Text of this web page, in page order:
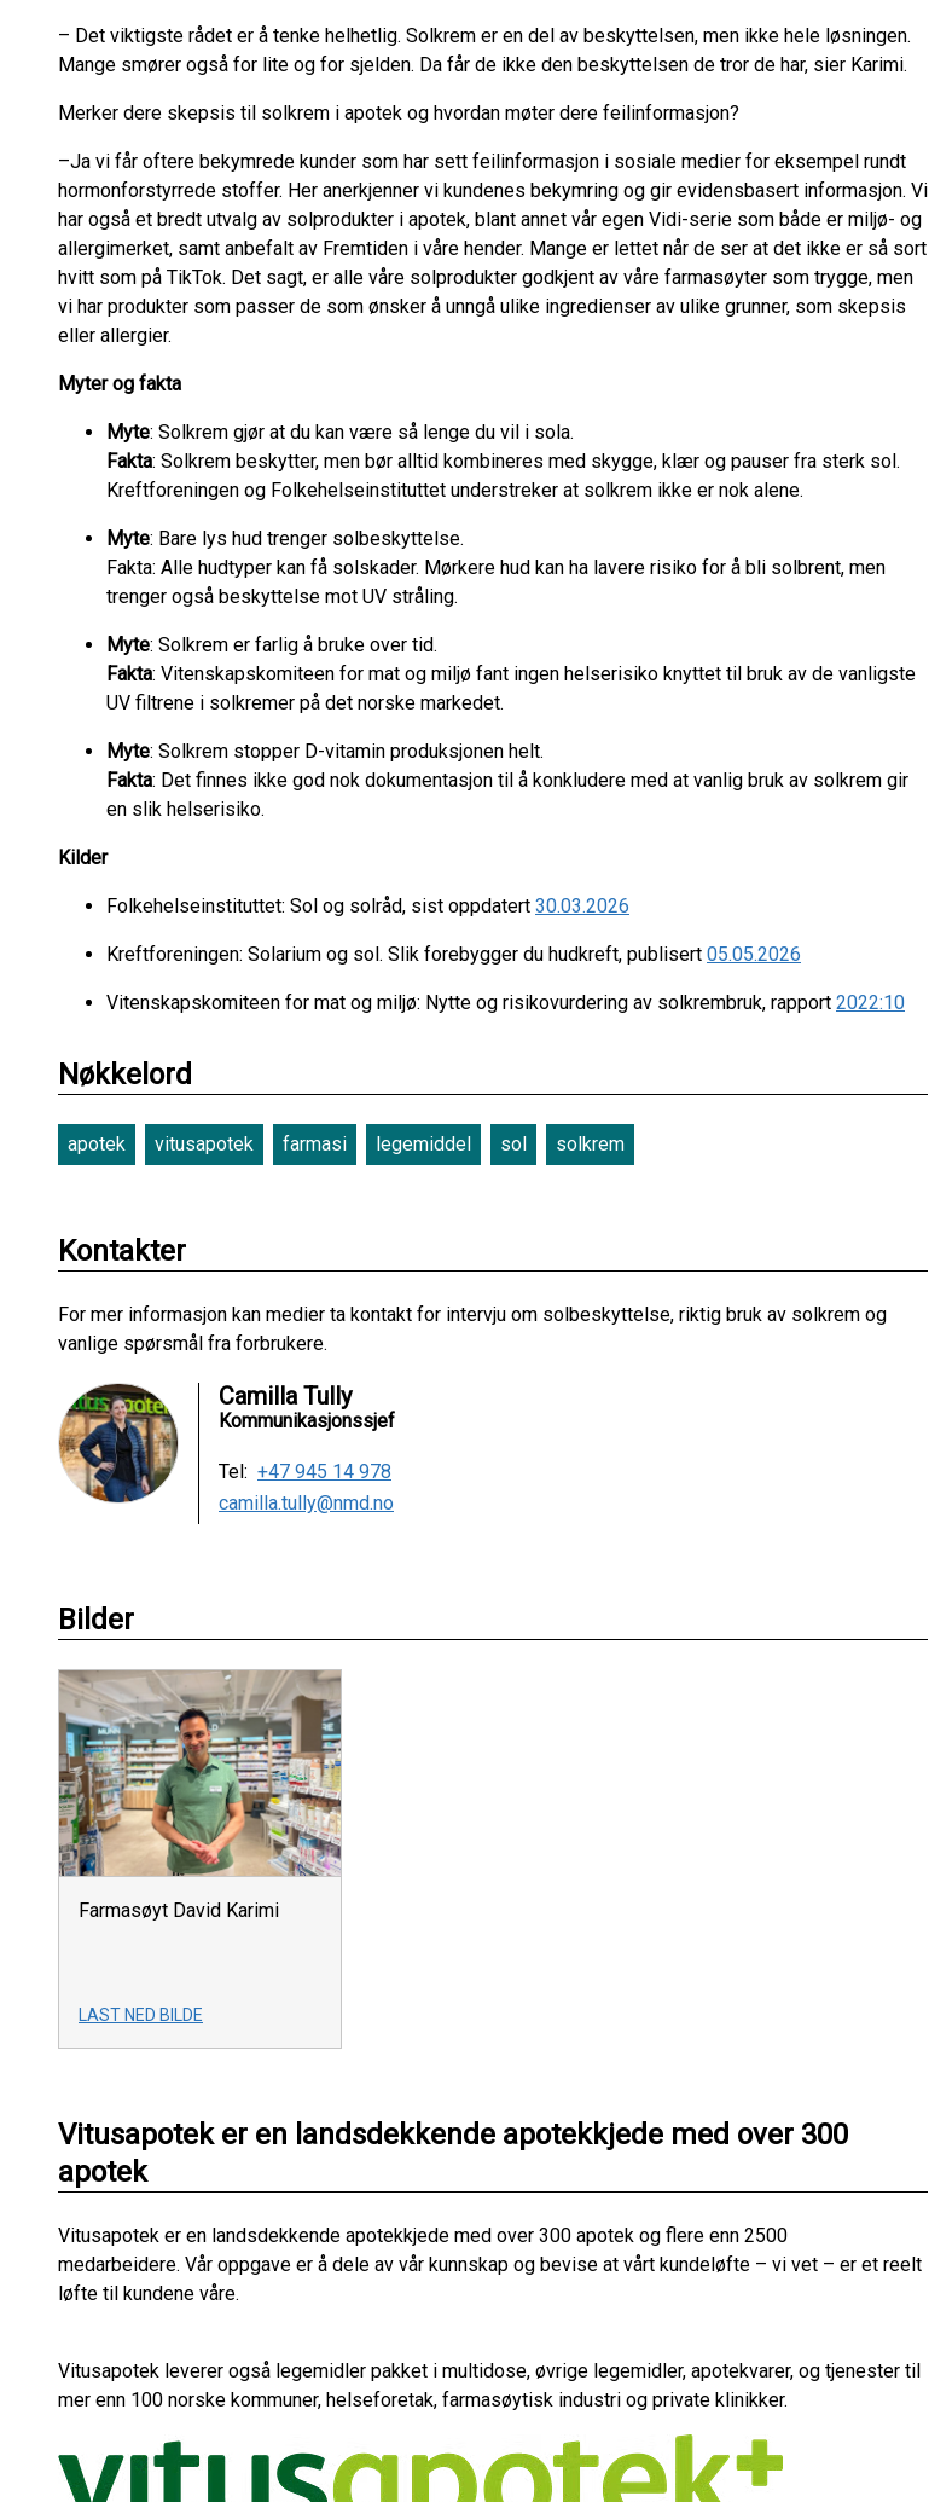
– Det viktigste rådet er å tenke helhetlig. Solkrem er en del av beskyttelsen, men ikke hele løsningen.
Mange smører også for lite og for sjelden. Da får de ikke den beskyttelsen de tror de har, sier Karimi.
Merker dere skepsis til solkrem i apotek og hvordan møter dere feilinformasjon?
–Ja vi får oftere bekymrede kunder som har sett feilinformasjon i sosiale medier for eksempel rundt
hormonforstyrrede stoffer. Her anerkjenner vi kundenes bekymring og gir evidensbasert informasjon. Vi
har også et bredt utvalg av solprodukter i apotek, blant annet vår egen Vidi-serie som både er miljø- og
allergimerket, samt anbefalt av Fremtiden i våre hender. Mange er lettet når de ser at det ikke er så sort
hvitt som på TikTok. Det sagt, er alle våre solprodukter godkjent av våre farmasøyter som trygge, men
vi har produkter som passer de som ønsker å unngå ulike ingredienser av ulike grunner, som skepsis
eller allergier.
Myter og fakta
Myte: Solkrem gjør at du kan være så lenge du vil i sola.
Fakta: Solkrem beskytter, men bør alltid kombineres med skygge, klær og pauser fra sterk sol.
Kreftforeningen og Folkehelseinstituttet understreker at solkrem ikke er nok alene.
Myte: Bare lys hud trenger solbeskyttelse.
Fakta: Alle hudtyper kan få solskader. Mørkere hud kan ha lavere risiko for å bli solbrent, men
trenger også beskyttelse mot UV stråling.
Myte: Solkrem er farlig å bruke over tid.
Fakta: Vitenskapskomiteen for mat og miljø fant ingen helserisiko knyttet til bruk av de vanligste
UV filtrene i solkremer på det norske markedet.
Myte: Solkrem stopper D-vitamin produksjonen helt.
Fakta: Det finnes ikke god nok dokumentasjon til å konkludere med at vanlig bruk av solkrem gir
en slik helserisiko.
Kilder
Folkehelseinstituttet: Sol og solråd, sist oppdatert 30.03.2026
Kreftforeningen: Solarium og sol. Slik forebygger du hudkreft, publisert 05.05.2026
Vitenskapskomiteen for mat og miljø: Nytte og risikovurdering av solkrembruk, rapport 2022:10
Nøkkelord
apotek vitusapotek farmasi legemiddel sol solkrem
Kontakter
For mer informasjon kan medier ta kontakt for intervju om solbeskyttelse, riktig bruk av solkrem og
vanlige spørsmål fra forbrukere.
Camilla Tully
Kommunikasjonssjef
Tel: +47 945 14 978
camilla.tully@nmd.no
Bilder
Farmasøyt David Karimi
LAST NED BILDE
Vitusapotek er en landsdekkende apotekkjede med over 300
apotek
Vitusapotek er en landsdekkende apotekkjede med over 300 apotek og flere enn 2500
medarbeidere. Vår oppgave er å dele av vår kunnskap og bevise at vårt kundeløfte – vi vet – er et reelt
løfte til kundene våre.
Vitusapotek leverer også legemidler pakket i multidose, øvrige legemidler, apotekvarer, og tjenester til
mer enn 100 norske kommuner, helseforetak, farmasøytisk industri og private klinikker.